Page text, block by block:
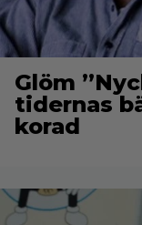
Glöm
tidernas
korad